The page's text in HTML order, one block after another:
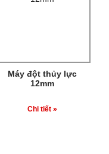
Máy đột thủy lực
12mm
Chi tiết »